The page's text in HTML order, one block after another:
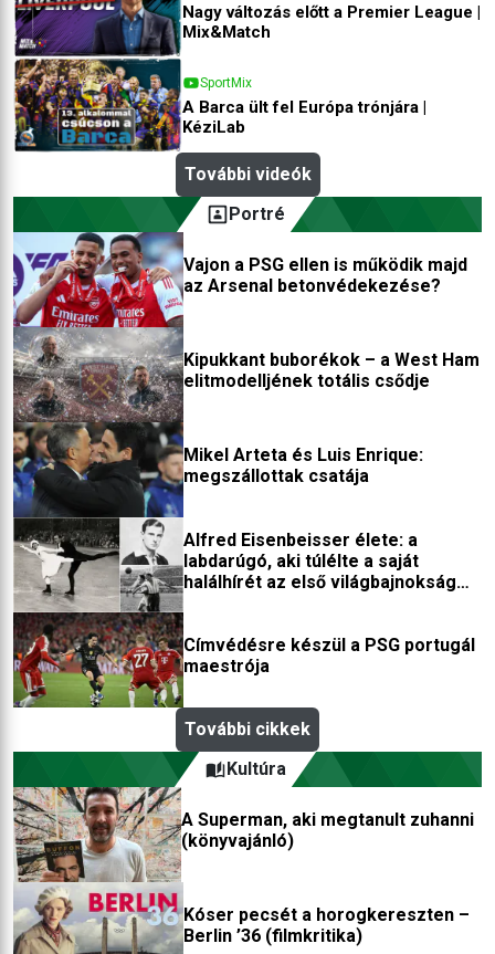
Nagy változás előtt a Premier League |
Mix&Match
SportMix
A Barca ült fel Európa trónjára |
KéziLab
További videók
Portré
Vajon a PSG ellen is működik majd
az Arsenal betonvédekezése?
Kipukkant buborékok – a West Ham
elitmodelljének totális csődje
Mikel Arteta és Luis Enrique:
megszállottak csatája
Alfred Eisenbeisser élete: a
labdarúgó, aki túlélte a saját
halálhírét az első világbajnokság
Címvédésre készül a PSG portugál
maestrója
További cikkek
Kultúra
A Superman, aki megtanult zuhanni
(könyvajánló)
Kóser pecsét a horogkereszten –
Berlin ’36 (filmkritika)